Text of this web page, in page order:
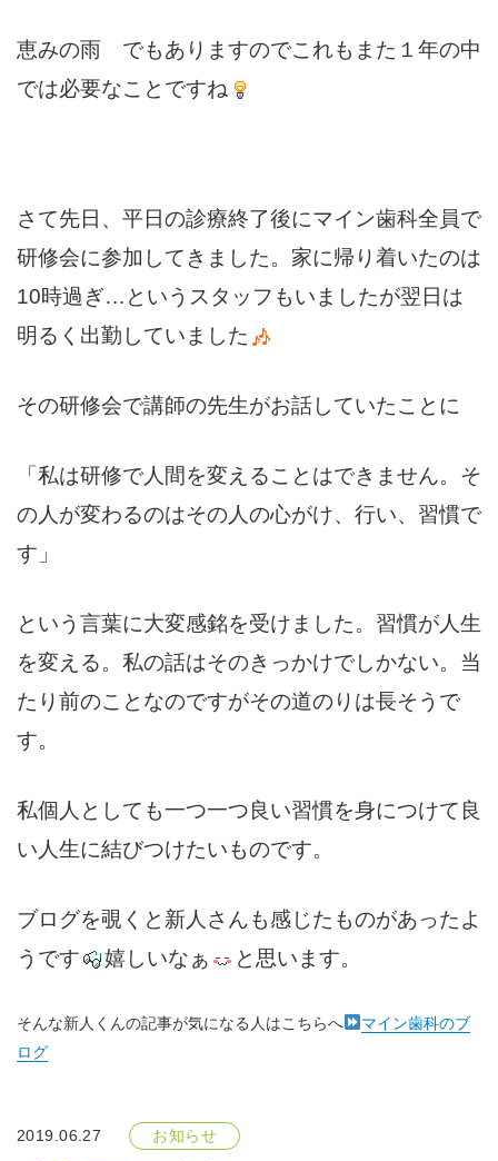
お問い合わせ
(受付時間：8:30-12:30 / 14:00-18:00)
恵みの雨 でもありますのでこれもまた１年の中
では必要なことですね
さて先日、平日の診療終了後にマイン歯科全員で
研修会に参加してきました。家に帰り着いたのは
10時過ぎ…というスタッフもいましたが翌日は
明るく出勤していました
その研修会で講師の先生がお話していたことに
「私は研修で人間を変えることはできません。そ
の人が変わるのはその人の心がけ、行い、習慣で
す」
という言葉に大変感銘を受けました。習慣が人生
を変える。私の話はそのきっかけでしかない。当
たり前のことなのですがその道のりは長そうで
す。
私個人としても一つ一つ良い習慣を身につけて良
い人生に結びつけたいものです。
ブログを覗くと新人さんも感じたものがあったよ
うです
嬉しいなぁ と思います。
そんな新人くんの記事が気になる人はこちらへ
マイン歯科のブ
ログ
2019.06.27 お知らせ